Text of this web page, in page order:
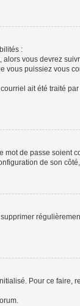
:
vous devrez
puissiez vous
ait été traité
de passe soient
de son
Pour ce faire,